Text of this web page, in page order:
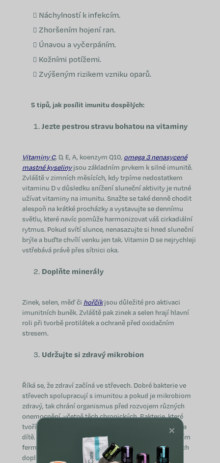
Náchylností k infekcím.
Zhoršením hojení ran.
Únavou a vyčerpáním.
Kožními potížemi.
Zvýšeným rizikem vzniku oparů.
5 tipů, jak posílit imunitu dospělých:
Jezte pestrou stravu bohatou na vitaminy
Vitaminy C, D, E, A, koenzym Q10, omega 3 nenasycené
mastné kyselinyjsou základním prvkem k silné imunitě.
Zvláště v zimních měsících, kdy trpíme nedostatkem
vitaminu D v důsledku snížení sluneční aktivity je nutné
užívat vitaminy na imunitu. Snažte se také denně chodit
alespoň na krátké procházky a vystavujte se dennímu
světlu, které navíc pomůže harmonizovat váš cirkadiální
rytmus. Pokud svítí slunce, nenasazujte si hned sluneční
brýle a buďte chvílí venku jen tak. Vitamin D se nejrychleji
vstřebává právě přes sítnici oka.
Doplňte minerály
Zinek, selen, měď či hořčíkjsou důležité pro aktivaci
imunitních buněk. Zvláště pak zinek a selen hrají hlavní
roli při tvorbě protilátek a ochraně před oxidačním
stresem.
Udržujte si zdravý mikrobion
Říká se, že zdraví začíná ve střevech. Dobré bakterie ve
střevech spolupracují s imunitou a pokud je mikrobiom
zdravý, tak chrání organismus před rozvojem různých
onemocnění, včetně těch chronických. Bakterie, které
tvoří mikrobiom se přenáší při porodu od maminky na
dítě. Později ho ale můžete ho podpořit konzumováním
fermentovaných potravin, probiotik, prebiotik a dalších
doplňků stravy.
×